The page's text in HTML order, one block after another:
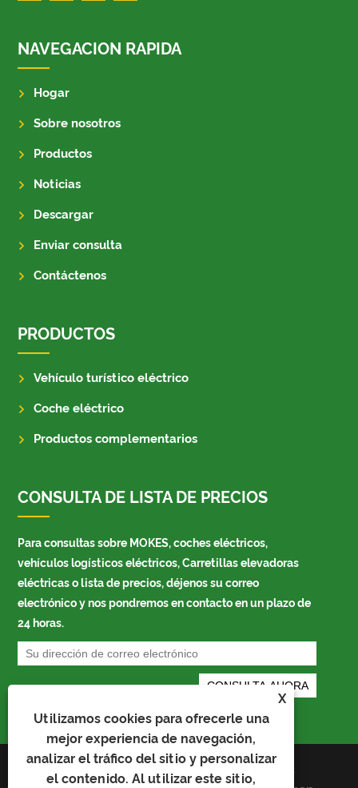
X
Utilizamos cookies para ofrecerle una
mejor experiencia de navegación,
analizar el tráfico del sitio y personalizar
el contenido. Al utilizar este sitio,
NAVEGACION RAPIDA
Hogar
Sobre nosotros
Productos
Noticias
Descargar
Enviar consulta
Contáctenos
PRODUCTOS
Vehículo turístico eléctrico
Coche eléctrico
Productos complementarios
CONSULTA DE LISTA DE PRECIOS
Para consultas sobre MOKES, coches eléctricos,
vehículos logísticos eléctricos, Carretillas elevadoras
eléctricas o lista de precios, déjenos su correo
electrónico y nos pondremos en contacto en un plazo de
24 horas.
Links